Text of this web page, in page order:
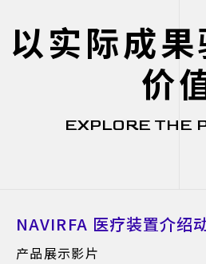
以实际成
价
EXPLORE THE
NAVIRFA 医疗装置介绍
产品展示影片